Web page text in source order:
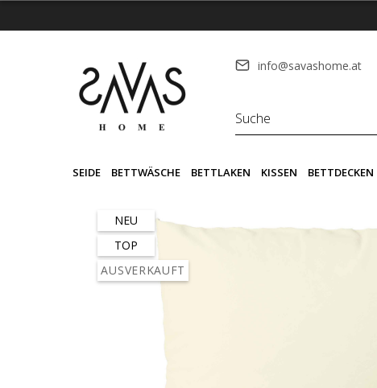
info@savashome.at
SEIDE BETTWÄSCHE BETTLAKEN KISSEN BETTDECKEN
NEU
TOP
AUSVERKAUFT